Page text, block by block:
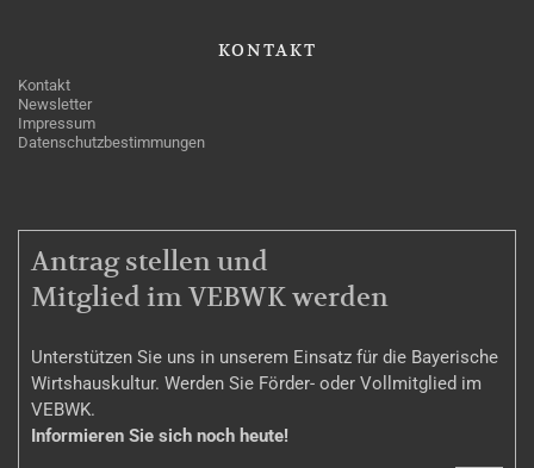
KONTAKT
Kontakt
Newsletter
Impressum
Datenschutzbestimmungen
MITGLIEDSCHAFT
Antrag stellen und
Mitglied im VEBWK werden
Unterstützen Sie uns in unserem Einsatz für die Bayerische
Wirtshauskultur. Werden Sie Förder- oder Vollmitglied im
VEBWK.
Informieren Sie sich noch heute!